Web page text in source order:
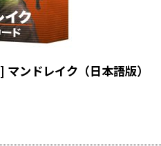
ンドレイク（日本語版）